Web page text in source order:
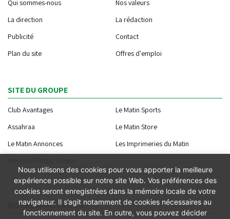
Qui sommes-nous
Nos valeurs
La direction
La rédaction
Publicité
Contact
Plan du site
Offres d'emploi
SITE DU GROUPE
Club Avantages
Le Matin Sports
Assahraa
Le Matin Store
Le Matin Annonces
Les Imprimeries du Matin
NOTRE APPLICATION
Nous utilisons des cookies pour vous apporter la meilleure
expérience possible sur notre site Web. Vos préférences des
cookies seront enregistrées dans la mémoire locale de votre
navigateur. Il s’agit notamment de cookies nécessaires au
fonctionnement du site. En outre, vous pouvez décider